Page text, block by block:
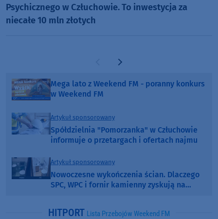
Psychicznego w Człuchowie. To inwestycja za
niecałe 10 mln złotych
Poprzednia strona
Następna strona
Mega lato z Weekend FM - poranny konkurs
w Weekend FM
Artykuł sponsorowany
Spółdzielnia "Pomorzanka" w Człuchowie
informuje o przetargach i ofertach najmu
Artykuł sponsorowany
Nowoczesne wykończenia ścian. Dlaczego
SPC, WPC i fornir kamienny zyskują na
HITPORT Lista Przebojów Weekend FM